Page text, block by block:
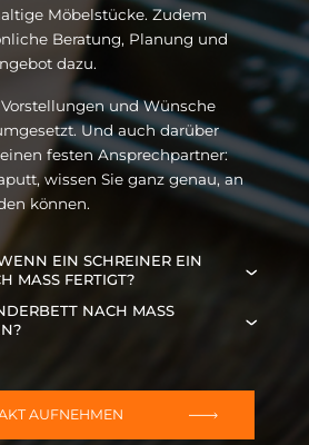
Möbelstücke. Zudem
Beratung, Planung und
dazu.
und Wünsche
Und auch darüber
festen Ansprechpartner:
wissen Sie ganz genau, an
können.
EIN SCHREINER EIN
MASS FERTIGT?
Kosten lässt sich nicht
Denn das Kinderbett wird
NACH MASS S
AUFNEHMEN